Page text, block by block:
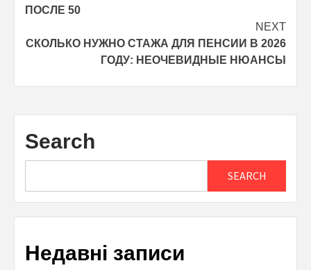
ПОСЛЕ 50
NEXT
СКОЛЬКО НУЖНО СТАЖА ДЛЯ ПЕНСИИ В 2026
ГОДУ: НЕОЧЕВИДНЫЕ НЮАНСЫ
Search
SEARCH
Недавні записи